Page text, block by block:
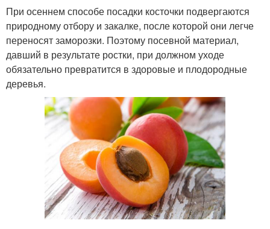
При осеннем способе посадки косточки подвергаются
природному отбору и закалке, после которой они легче
переносят заморозки. Поэтому посевной материал,
давший в результате ростки, при должном уходе
обязательно превратится в здоровые и плодородные
деревья.